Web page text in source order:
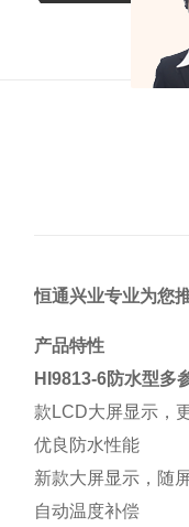
恒通兴业专业为您
产品特性
HI9813-6防水型多
款LCD大屏显示，
优良防水性能
新款大屏显示，随
自动温度补偿